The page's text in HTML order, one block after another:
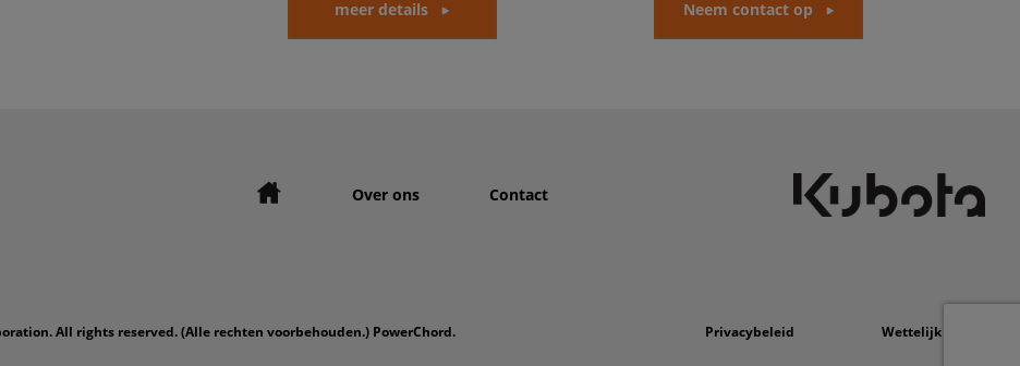
meer details Neem contact op
Over ons Contact
All rights reserved. (Alle rechten voorbehouden.) PowerChord. Privacybeleid Wettelijk